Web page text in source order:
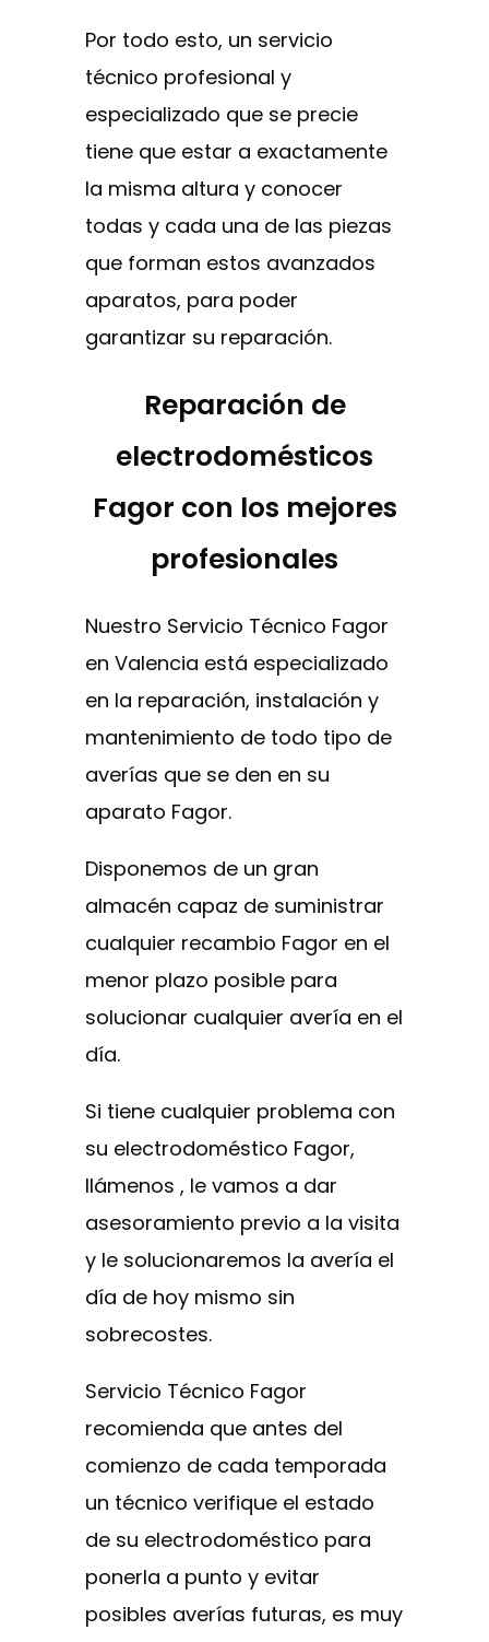
Por todo esto, un servicio
técnico profesional y
especializado que se precie
tiene que estar a exactamente
la misma altura y conocer
todas y cada una de las piezas
que forman estos avanzados
aparatos, para poder
garantizar su reparación.
Reparación de
electrodomésticos
Fagor con los mejores
profesionales
Nuestro Servicio Técnico Fagor
en Valencia está especializado
en la reparación, instalación y
mantenimiento de todo tipo de
averías que se den en su
aparato Fagor.
Disponemos de un gran
almacén capaz de suministrar
cualquier recambio Fagor en el
menor plazo posible para
solucionar cualquier avería en el
día.
Si tiene cualquier problema con
su electrodoméstico Fagor,
llámenos , le vamos a dar
asesoramiento previo a la visita
y le solucionaremos la avería el
día de hoy mismo sin
sobrecostes.
Servicio Técnico Fagor
recomienda que antes del
comienzo de cada temporada
un técnico verifique el estado
de su electrodoméstico para
ponerla a punto y evitar
posibles averías futuras, es muy